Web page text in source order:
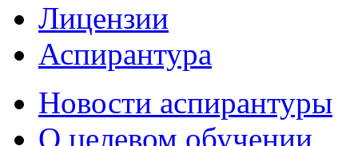
Лицензии
Аспирантура
Новости аспирантуры
О целевом обучении